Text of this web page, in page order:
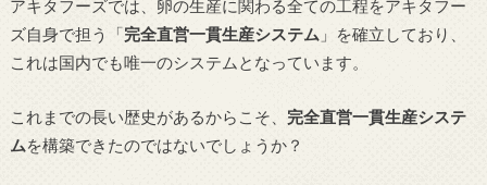
アキタフーズでは、卵の生産に関わる全ての工程をアキタフー
ズ自身で担う「完全直営一貫生産システム 」を確立しており、
これは国内でも唯一のシステムとなっています。
これまでの長い歴史があるからこそ、 完全直営一貫生産システ
ムを構築できたのではないでしょうか？